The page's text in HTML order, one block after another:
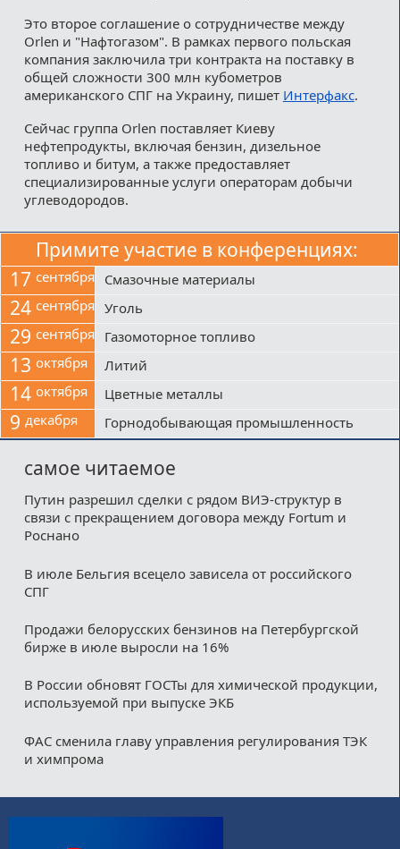
Это второе соглашение о сотрудничестве между
Orlen и "Нафтогазом". В рамках первого польская
компания заключила три контракта на поставку в
общей сложности 300 млн кубометров
американского СПГ на Украину, пишет Интерфакс.
Сейчас группа Orlen поставляет Киеву
нефтепродукты, включая бензин, дизельное
топливо и битум, а также предоставляет
специализированные услуги операторам добычи
углеводородов.
Примите участие в конференциях:
17 сентября Смазочные материалы
24 сентября Уголь
29 сентября Газомоторное топливо
13 октября Литий
14 октября Цветные металлы
9 декабря Горнодобывающая промышленность
самое читаемое
Путин разрешил сделки с рядом ВИЭ-структур в
связи с прекращением договора между Fortum и
Роснано
В июле Бельгия всецело зависела от российского
СПГ
Продажи белорусских бензинов на Петербургской
бирже в июле выросли на 16%
В России обновят ГОСТы для химической продукции,
используемой при выпуске ЭКБ
ФАС сменила главу управления регулирования ТЭК
и химпрома